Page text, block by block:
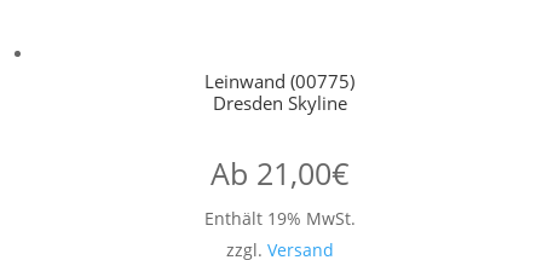
Leinwand (00775)
Dresden Skyline
Ab 21,00€
Enthält 19% MwSt.
zzgl. Versand